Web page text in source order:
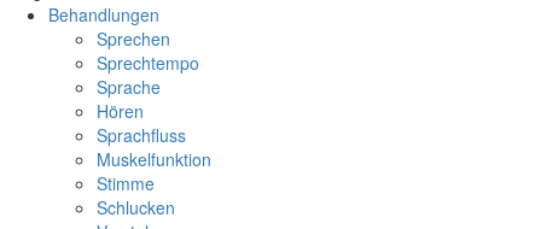
Behandlungen
Sprechen
Sprechtempo
Sprache
Hören
Sprachfluss
Muskelfunktion
Stimme
Schlucken